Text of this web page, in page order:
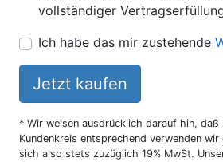
vollständiger
Ich habe das mir zustehende
Jetzt kaufen
* Wir weisen ausdrücklich darauf hin,
Kundenkreis entsprechend verwenden
sich also stets zuzüglich 19% MwSt.